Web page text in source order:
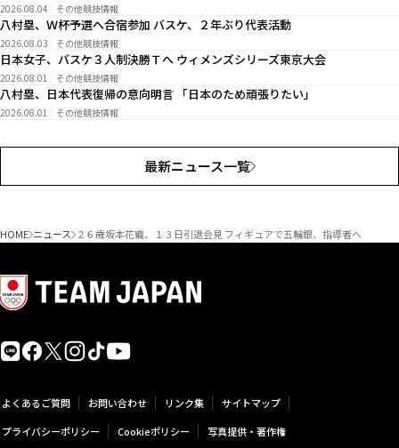
2026.08.04 その他競技情報
八村塁、Ｗ杯予選へ合宿参加 バスケ、２年ぶり代表活動
2026.08.03 その他競技情報
日本女子、バスケ３人制決勝Ｔへ ウィメンズシリーズ東京大会
2026.08.01 その他競技情報
八村塁、日本代表復帰の意向明言 「日本のため頑張りたい」
2026.08.01 その他競技情報
最新ニュース一覧
HOME ニュース ２６歳坂本花織、１３日引退会見 フィギュアで五輪銀、指導者へ
よくあるご質問 お問い合わせ リンク集
サイトマップ
プライバシーポリシー
Cookieポリシー 写真提供・著作権